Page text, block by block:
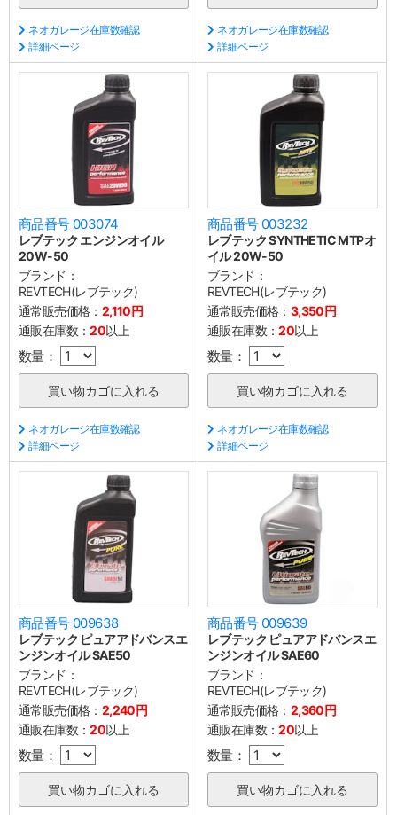
ネオガレージ在庫数確認
詳細ページ
ネオガレージ在庫数確認
詳細ページ
商品番号 003074
レブテック エンジンオイル
20W-50
ブランド：
REVTECH(レブテック)
通常販売価格： 2,110円
通販在庫数：20以上
数量：
ネオガレージ在庫数確認
詳細ページ
商品番号 003232
レブテック SYNTHETIC MTPオ
イル 20W-50
ブランド：
REVTECH(レブテック)
通常販売価格： 3,350円
通販在庫数：20以上
数量：
ネオガレージ在庫数確認
詳細ページ
商品番号 009638
レブテック ピュアアドバンスエ
ンジンオイル SAE50
ブランド：
REVTECH(レブテック)
通常販売価格： 2,240円
通販在庫数：20以上
数量：
商品番号 009639
レブテック ピュアアドバンスエ
ンジンオイル SAE60
ブランド：
REVTECH(レブテック)
通常販売価格： 2,360円
通販在庫数：20以上
数量：